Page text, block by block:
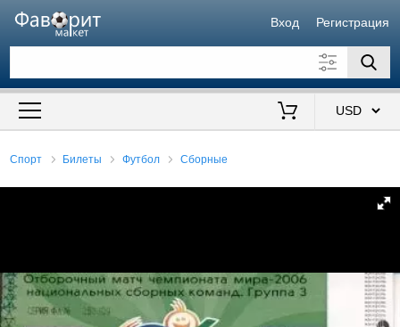
Вход Регистрация
Искать также в описании
Спорт Билеты Футбол Сборные